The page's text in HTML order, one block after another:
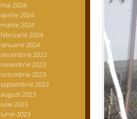
mai 2024
aprilie 2024
martie 2024
februarie 2024
ianuarie 2024
decembrie 2023
noiembrie 2023
octombrie 2023
septembrie 2023
august 2023
iulie 2023
iunie 2023